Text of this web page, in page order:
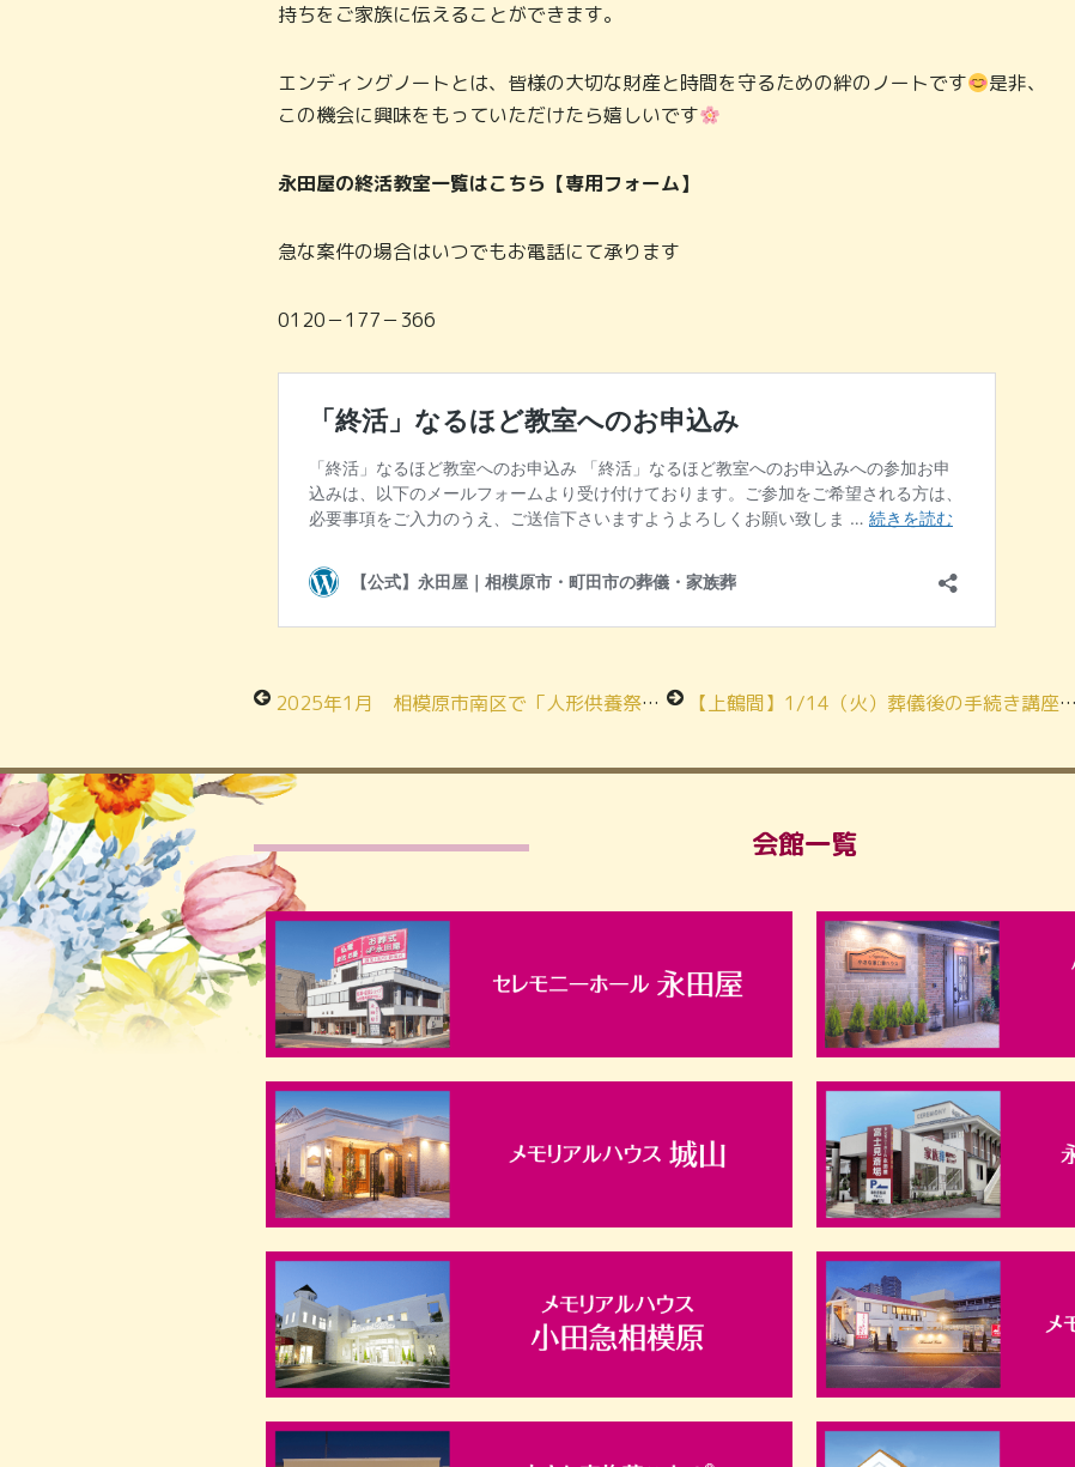
持ちをご家族に伝えることができます。
エンディングノートとは、皆様の大切な財産と時間を守るための絆のノートです
是非、
この機会に興味をもっていただけたら嬉しいです
永田屋の終活教室一覧はこちら【専用フォーム】
急な案件の場合はいつでもお電話にて承ります
0120－177－366
2025年1月 相模原市南区で「人形供養祭」まであと1週間！まだ間に合います 【上鶴間】1/14（火）葬儀後の手続き講座ご参加ありがとうございます
会館一覧